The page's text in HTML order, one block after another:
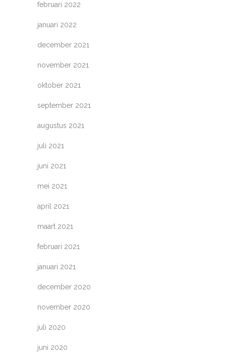
februari 2022
januari 2022
december 2021
november 2021
oktober 2021
september 2021
augustus 2021
juli 2021
juni 2021
mei 2021
april 2021
maart 2021
februari 2021
januari 2021
december 2020
november 2020
juli 2020
juni 2020